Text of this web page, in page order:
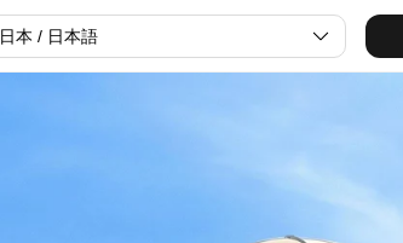
日本 / 日本語